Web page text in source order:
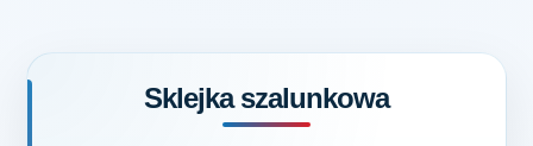
Sklejka szalunkowa